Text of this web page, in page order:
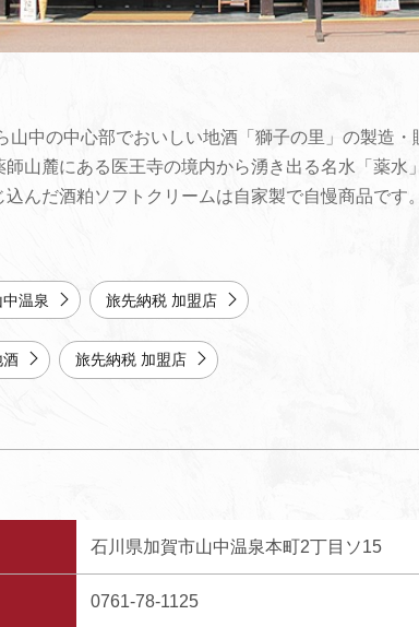
山中の中心部でおいしい地酒「獅子の里」の製造・
山麓にある医王寺の境内から湧き出る名水「薬水
んだ酒粕ソフトクリームは自家製で自慢商品です。
中温泉 旅先納税 加盟店
酒 旅先納税 加盟店
石川県加賀市山中温泉本町2丁目ソ15
0761-78-1125